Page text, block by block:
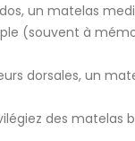
dos, un matelas
(souvent à
dorsales, un
des